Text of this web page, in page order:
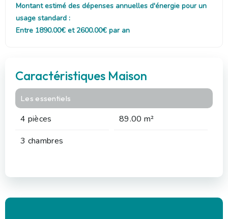
Montant estimé des dépenses annuelles d'énergie pour un
usage standard :
Entre 1890.00€ et 2600.00€ par an
Caractéristiques Maison
Les essentiels
4 pièces
89.00 m²
3 chambres